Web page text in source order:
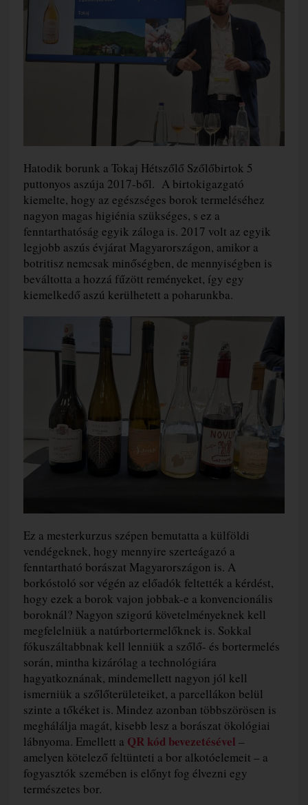
Hatodik borunk a Tokaj Hétszőlő Szőlőbirtok 5
puttonyos aszúja 2017-ből. A birtokigazgató
kiemelte, hogy az egészséges borok termeléséhez
nagyon magas higiénia szükséges, s ez a
fenntarthatóság egyik záloga is. 2017 volt az egyik
legjobb aszús évjárat Magyarországon, amikor a
botritisz nemcsak minőségben, de mennyiségben is
beváltotta a hozzá fűzött reményeket, így egy
kiemelkedő aszú kerülhetett a poharunkba.
Ez a mesterkurzus szépen bemutatta a külföldi
vendégeknek, hogy mennyire szerteágazó a
fenntartható borászat Magyarországon is. A
borkóstoló sor végén az előadók feltették a kérdést,
hogy ezek a borok vajon jobbak-e a konvencionális
boroknál? Nagyon szigorú követelményeknek kell
megfelelniük a natúrbortermelőknek is. Sokkal
fókuszáltabbnak kell lenniük a szőlő- és bortermelés
során, mintha kizárólag a technológiára
hagyatkoznának, mindemellett nagyon jól kell
ismerniük a szőlőterületeiket, a parcellákon belül
szinte a tőkéket is. Mindez azonban többszörösen is
meghálálja magát, kisebb lesz a borászat ökológiai
lábnyoma. Emellett a QR kód bevezetésével –
amelyen kötelező feltünteti a bor alkotóelemeit – a
fogyasztók szemében is előnyt fog élvezni egy
természetes bor.